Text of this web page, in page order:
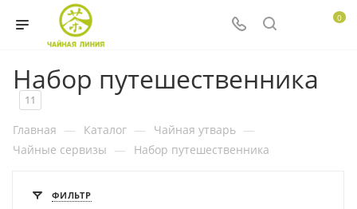
0
Набор путешественника
11
Главная — Каталог — Чайная утварь —
Чайные сервизы — Набор путешественника
ФИЛЬТР